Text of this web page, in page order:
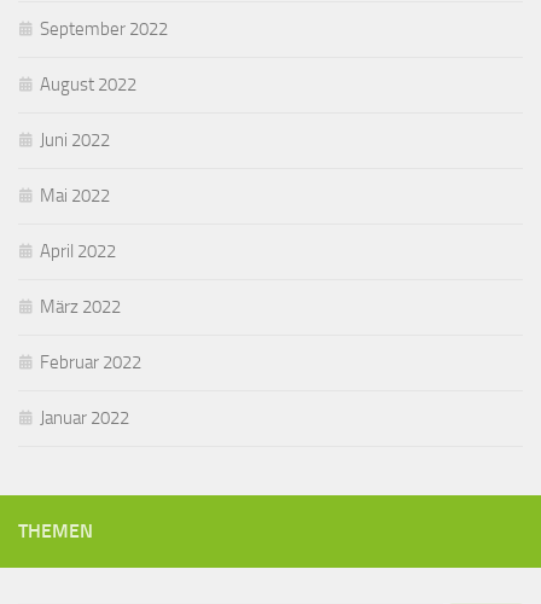
September 2022
August 2022
Juni 2022
Mai 2022
April 2022
März 2022
Februar 2022
Januar 2022
THEMEN